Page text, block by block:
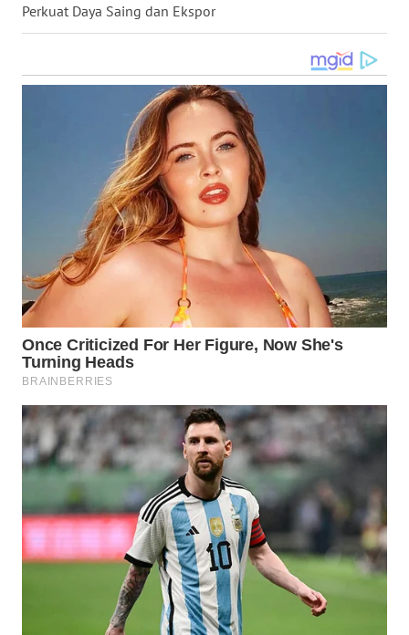
Perkuat Daya Saing dan Ekspor
WN
TOBA
LANGKAT
WN
TAPANULI
SELATAN
WN
TANJUNG
LESUNG
WN
KARO
WN
SIMALUNGUN
WN